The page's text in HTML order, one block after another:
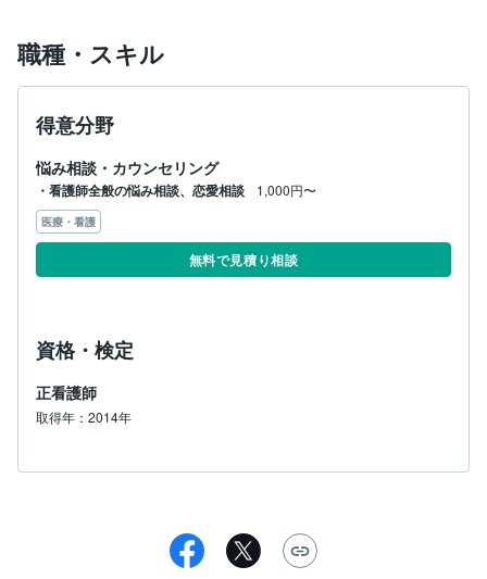
職種・スキル
得意分野
悩み相談・カウンセリング
・看護師全般の悩み相談、恋愛相談 1,000円〜
医療・看護
無料で見積り相談
資格・検定
正看護師
取得年：2014年